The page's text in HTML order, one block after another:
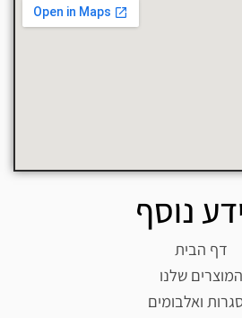
נוסף
דף הבית
המוצרים שלנו
ואלבומים